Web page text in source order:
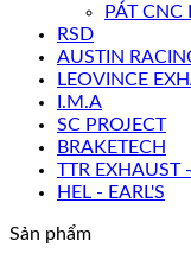
PÁT CNC
RSD
AUSTIN
LEOVINCE
I.M.A
SC PROJECT
BRAKETECH
TTR EXHAUST
HEL - EARL'S
Sản phẩm